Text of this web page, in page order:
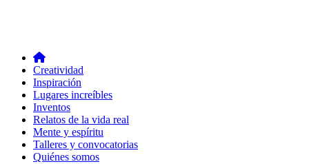
Creatividad
Inspiración
Lugares increíbles
Inventos
Relatos de la vida real
Mente y espíritu
Talleres y convocatorias
Quiénes somos